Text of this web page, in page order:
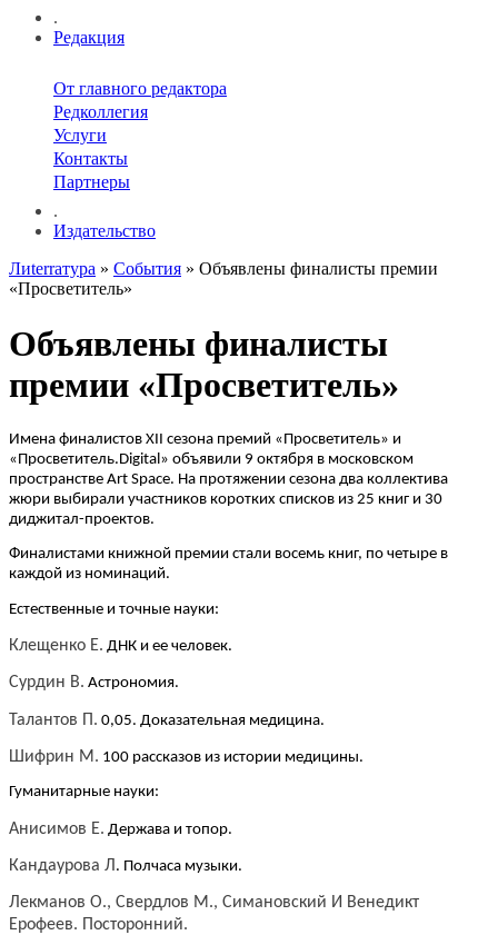
.
Редакция
От главного редактора
Редколлегия
Услуги
Контакты
Партнеры
.
Издательство
Лиterraтура » События » Объявлены финалисты премии
«Просветитель»
Объявлены финалисты
премии «Просветитель»
Имена финалистов XII сезона премий «Просветитель» и
«Просветитель.Digital» объявили 9 октября в московском
пространстве Art Space. На протяжении сезона два коллектива
жюри выбирали участников коротких списков из 25 книг и 30
диджитал-проектов.
Финалистами книжной премии стали восемь книг, по четыре в
каждой из номинаций.
Естественные и точные науки:
Клещенко Е. ДНК и ее человек.
Сурдин В. Астрономия.
Талантов П. 0,05. Доказательная медицина.
Шифрин М. 100 рассказов из истории медицины.
Гуманитарные науки:
Анисимов Е. Держава и топор.
Кандаурова Л . Полчаса музыки.
Лекманов О., Свердлов М., Симановский И Венедикт
Ерофеев. Посторонний.